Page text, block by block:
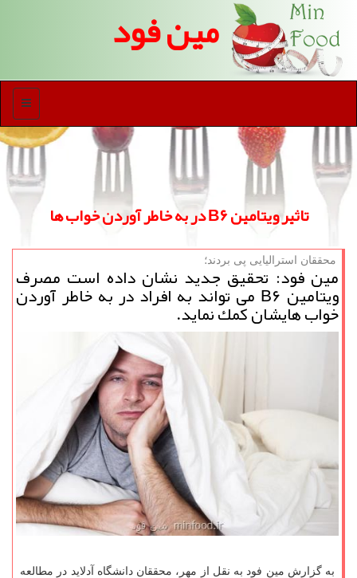
مین فود
منو
تاثیر ویتامین B۶ در به خاطر آوردن خواب ها
محققان استرالیایی پی بردند؛
مین فود: تحقیق جدید نشان داده است مصرف
ویتامین B۶ می تواند به افراد در به خاطر آوردن
خواب هایشان كمك نماید.
به گزارش مین فود به نقل از مهر، محققان دانشگاه آدلاید در مطالعه